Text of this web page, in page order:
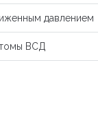
давлением
ВСД